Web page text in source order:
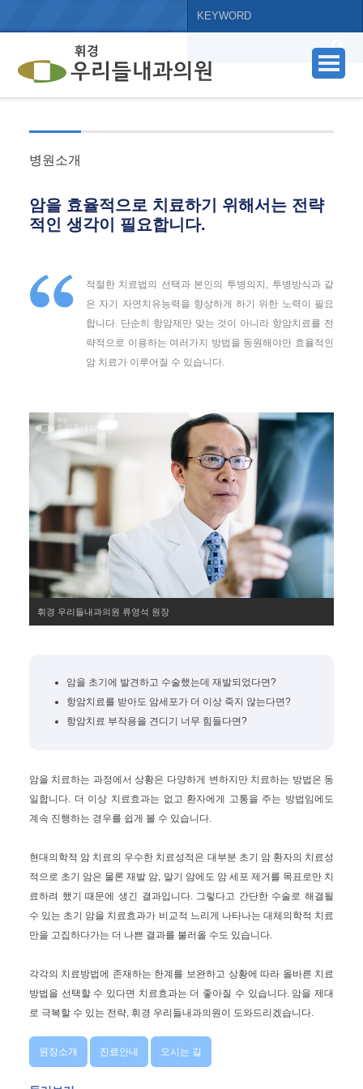
병원소개
암을 효율적으로 치료하기 위해서는 전략
적인 생각이 필요합니다.
적절한 치료법의 선택과 본인의 투병의지, 투병방식과 같
은 자기 자연치유능력을 향상하게 하기 위한 노력이 필요
합니다. 단순히 항암제만 맞는 것이 아니라 항암치료를 전
략적으로 이용하는 여러가지 방법을 동원해야만 효율적인
암 치료가 이루어질 수 있습니다.
휘경 우리들내과의원 류영석 원장
암을 초기에 발견하고 수술했는데 재발되었다면?
항암치료를 받아도 암세포가 더 이상 죽지 않는다면?
항암치료 부작용을 견디기 너무 힘들다면?
암을 치료하는 과정에서 상황은 다양하게 변하지만 치료하는 방법은 동
일합니다. 더 이상 치료효과는 없고 환자에게 고통을 주는 방법임에도
계속 진행하는 경우를 쉽게 볼 수 있습니다.
현대의학적 암 치료의 우수한 치료성적은 대부분 초기 암 환자의 치료성
적으로 초기 암은 물론 재발 암, 말기 암에도 암 세포 제거를 목표로만 치
료하려 했기 때문에 생긴 결과입니다. 그렇다고 간단한 수술로 해결될
수 있는 초기 암을 치료효과가 비교적 느리게 나타나는 대체의학적 치료
만을 고집하다가는 더 나쁜 결과를 불러올 수도 있습니다.
각각의 치료방법에 존재하는 한계를 보완하고 상황에 따라 올바른 치료
방법을 선택할 수 있다면 치료효과는 더 좋아질 수 있습니다. 암을 제대
로 극복할 수 있는 전략, 휘경 우리들내과의원이 도와드리겠습니다.
원장소개 진료안내 오시는 길